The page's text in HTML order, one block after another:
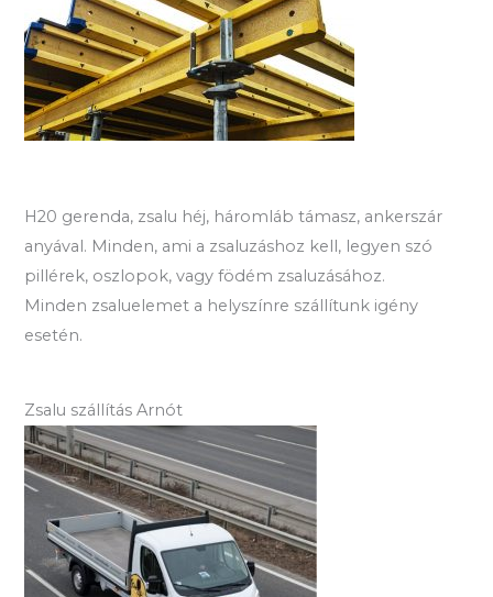
H20 gerenda, zsalu héj, háromláb támasz, ankerszár
anyával. Minden, ami a zsaluzáshoz kell, legyen szó
pillérek, oszlopok, vagy födém zsaluzásához.
Minden zsaluelemet a helyszínre szállítunk igény
esetén.
Zsalu szállítás Arnót